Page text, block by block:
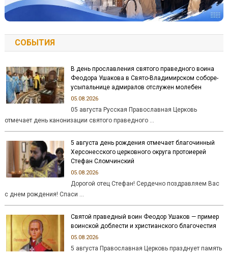
СОБЫТИЯ
В день прославления святого праведного воина
Феодора Ушакова в Свято-Владимирском соборе-
усыпальнице адмиралов отслужен молебен
05.08.2026
05 августа Русская Православная Церковь
отмечает день канонизации святого праведного …
5 августа день рождения отмечает благочинный
Херсонесского церковного округа протоиерей
Стефан Сломчинский
05.08.2026
Дорогой отец Стефан! Сердечно поздравляем Вас
с днем рождения! Спаси …
Святой праведный воин Феодор Ушаков — пример
воинской доблести и христианского благочестия
05.08.2026
5 августа Православная Церковь празднует память